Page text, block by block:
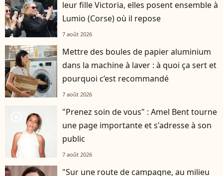
leur fille Victoria, elles posent ensemble à
Lumio (Corse) où il repose
7 août 2026
Mettre des boules de papier aluminium
dans la machine à laver : à quoi ça sert et
pourquoi c’est recommandé
7 août 2026
"Prenez soin de vous" : Amel Bent tourne
une page importante et s'adresse à son
public
7 août 2026
"Sur une route de campagne, au milieu